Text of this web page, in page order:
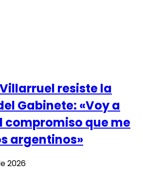
resiste la
Gabinete: «Voy a
compromiso que me
argentinos»
2026